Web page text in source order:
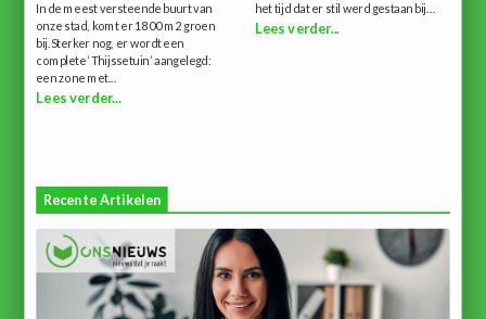
In de meest versteende buurt van
onze stad, komt er 1800 m2 groen
bij.Sterker nog, er wordt een
complete ‘Thijssetuin’ aangelegd:
een zone met...
Lees verder...
het tijd dat er stil werd gestaan bij...
Lees verder...
Recente Artikelen